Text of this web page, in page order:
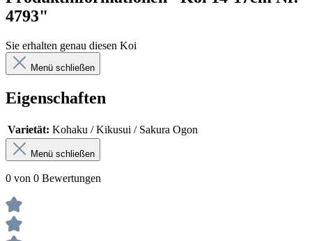
4793"
Sie erhalten genau diesen Koi
Menü schließen
Eigenschaften
Varietät: Kohaku / Kikusui / Sakura Ogon
Menü schließen
0 von 0 Bewertungen